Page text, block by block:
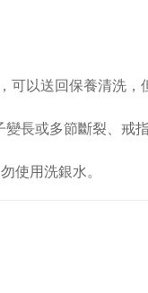
以送回保養清洗，
長或多節斷裂、戒
使用洗銀水。